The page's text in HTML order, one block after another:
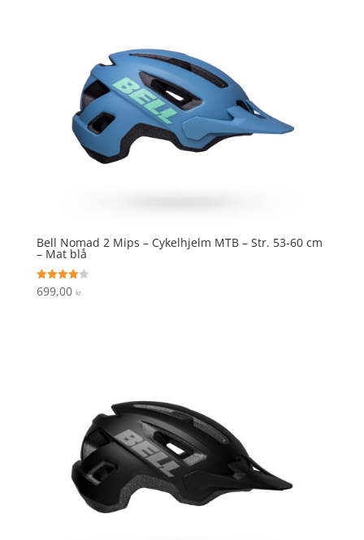
Bell Nomad 2 Mips – Cykelhjelm MTB – Str. 53-60 cm
– Mat blå
Vurderet
4
699,00 kr.